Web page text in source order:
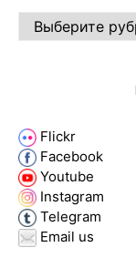
Flickr
Facebook
Youtube
Instagram
Telegram
Email us